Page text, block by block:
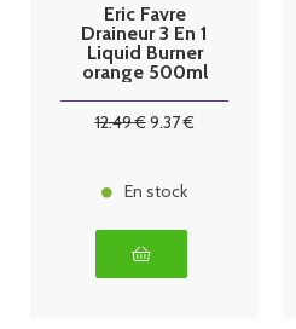
Eric Favre
Draineur 3 En 1
Liquid Burner
orange 500ml
12.49€9.37€
En stock